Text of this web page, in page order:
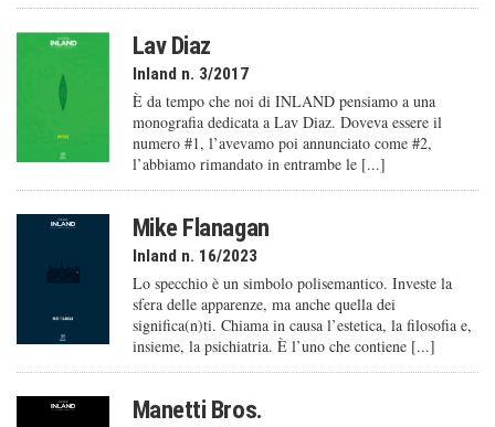
Lav Diaz
Inland n. 3/2017
È da tempo che noi di INLAND pensiamo a una
monografia dedicata a Lav Diaz. Doveva essere il
numero #1, l’avevamo poi annunciato come #2,
l’abbiamo rimandato in entrambe le [...]
Mike Flanagan
Inland n. 16/2023
Lo specchio è un simbolo polisemantico. Investe la
sfera delle apparenze, ma anche quella dei
significa(n)ti. Chiama in causa l’estetica, la filosofia e,
insieme, la psichiatria. È l’uno che contiene [...]
Manetti Bros.